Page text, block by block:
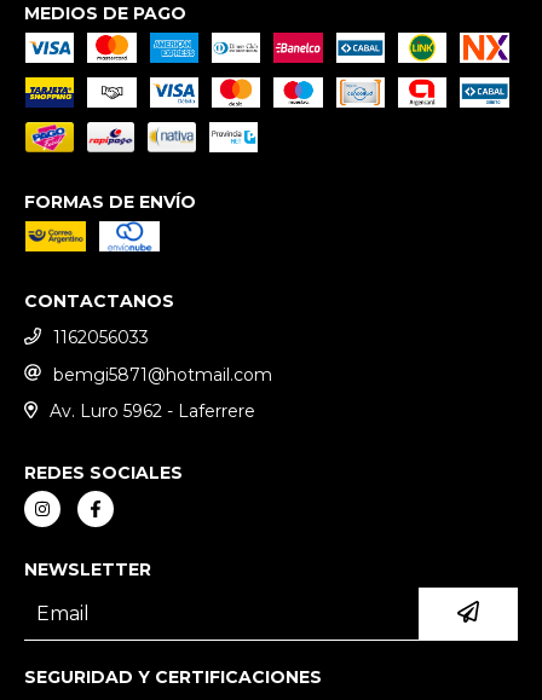
MEDIOS DE PAGO
FORMAS DE ENVÍO
CONTACTANOS
1162056033
bemgi5871@hotmail.com
Av. Luro 5962 - Laferrere
REDES SOCIALES
NEWSLETTER
SEGURIDAD Y CERTIFICACIONES